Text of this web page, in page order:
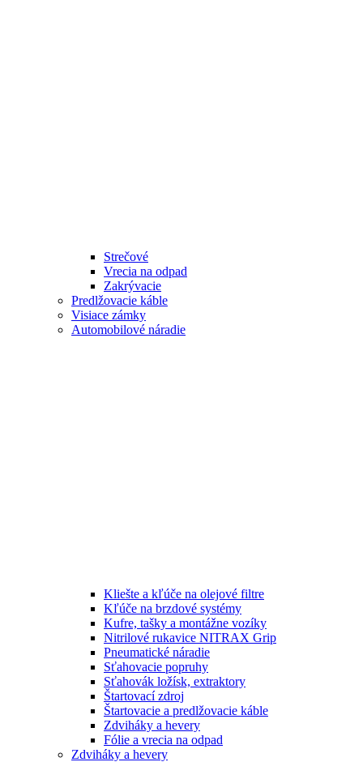
Strečové
Vrecia na odpad
Zakrývacie
Predlžovacie káble
Visiace zámky
Automobilové náradie
Kliešte a kľúče na olejové filtre
Kľúče na brzdové systémy
Kufre, tašky a montážne vozíky
Nitrilové rukavice NITRAX Grip
Pneumatické náradie
Sťahovacie popruhy
Sťahovák ložísk, extraktory
Štartovací zdroj
Štartovacie a predlžovacie káble
Zdviháky a hevery
Fólie a vrecia na odpad
Zdviháky a hevery